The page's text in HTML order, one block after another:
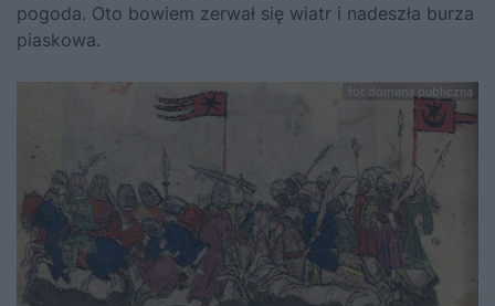
pogoda. Oto bowiem zerwał się wiatr i nadeszła burza
piaskowa.
fot.domena publiczna